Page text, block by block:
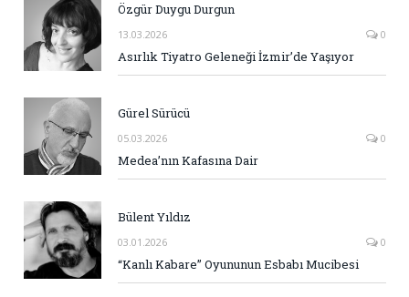
Özgür Duygu Durgun
13.03.2026 0
Asırlık Tiyatro Geleneği İzmir’de Yaşıyor
Gürel Sürücü
05.03.2026 0
Medea’nın Kafasına Dair
Bülent Yıldız
03.01.2026 0
“Kanlı Kabare” Oyununun Esbabı Mucibesi